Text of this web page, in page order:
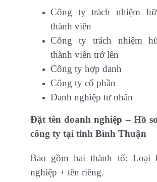
Công ty trách nhiệm
thành viên
Công ty trách nhiệm
thành viên trở lên
Công ty hợp danh
Công ty cổ phần
Danh nghiệp tư nhân
Đặt tên doanh nghiệp – Hồ
công ty tại tỉnh Bình Thuận
Bao gồm hai thành tố: Loại
nghiệp + tên riêng.